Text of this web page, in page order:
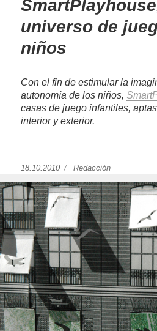
universo de
niños
Con el fin de estimular la
autonomía de los niños,
casas de juego infantiles,
interior y exterior.
Publicado
el
18.10.2010 https://
Redacción